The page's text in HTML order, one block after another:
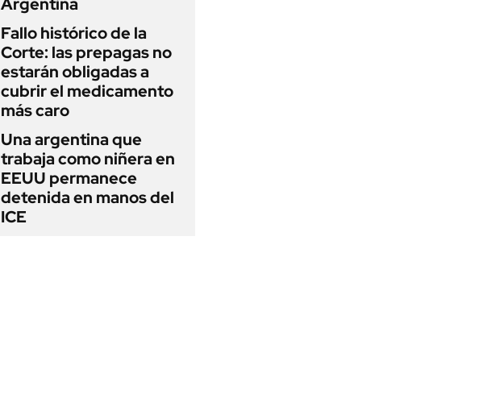
Fallo histórico de la
Corte: las prepagas no
estarán obligadas a
cubrir el medicamento
más caro
Una argentina que
trabaja como niñera en
EEUU permanece
detenida en manos del
ICE